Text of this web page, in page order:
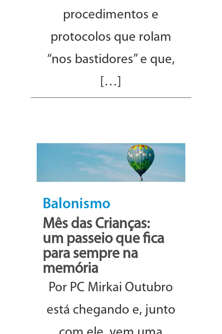
procedimentos e
protocolos que rolam
“nos bastidores” e que,
[…]
Balonismo
Mês das Crianças:
um passeio que fica
para sempre na
memória
Por PC Mirkai Outubro
está chegando e, junto